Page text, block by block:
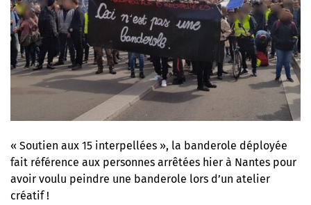
« Soutien aux 15 interpellées », la banderole déployée
fait référence aux personnes arrêtées hier à Nantes pour
avoir voulu peindre une banderole lors d’un atelier
créatif !